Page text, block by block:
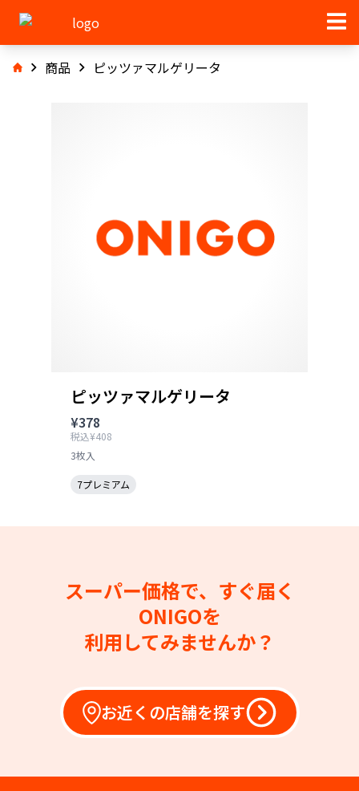
商品 ピッツァマルゲリータ
ピッツァマルゲリータ
¥378
税込¥408
3枚入
7プレミアム
スーパー価格で、すぐ届く
ONIGOを
利用してみませんか？
お近くの店舗を探す